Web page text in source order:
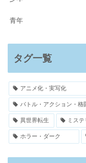
青年
タグ一覧
アニメ化・実写化
バトル・アクション・格
異世界転生 ミス
ホラー・ダーク